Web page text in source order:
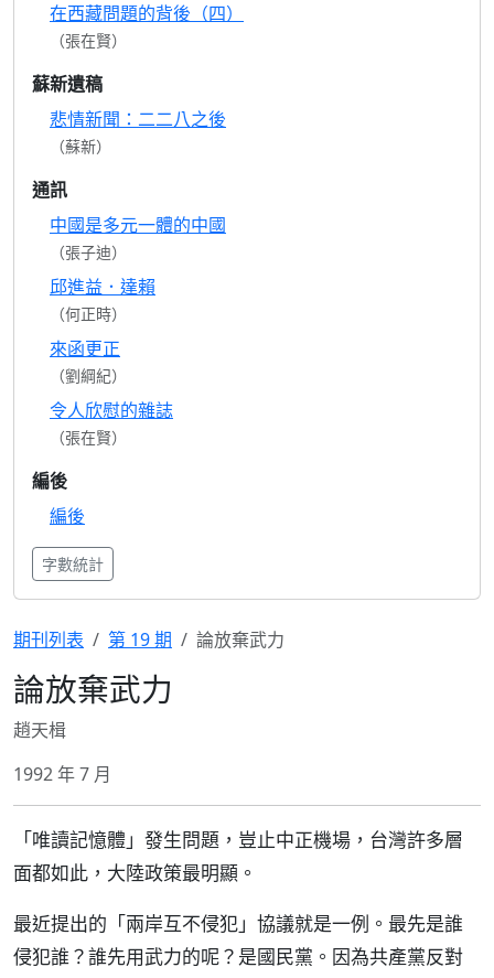
在西藏問題的背後（四）
（張在賢）
蘇新遺稿
悲情新聞：二二八之後
（蘇新）
通訊
中國是多元一體的中國
（張子迪）
邱進益．達賴
（何正時）
來函更正
（劉綱紀）
令人欣慰的雜誌
（張在賢）
編後
編後
字數統計
期刊列表 第 19 期 論放棄武力
論放棄武力
趙天楫
1992 年 7 月
「唯讀記憶體」發生問題，豈止中正機場，台灣許多層
面都如此，大陸政策最明顯。
最近提出的「兩岸互不侵犯」協議就是一例。最先是誰
侵犯誰？誰先用武力的呢？是國民黨。因為共產黨反對